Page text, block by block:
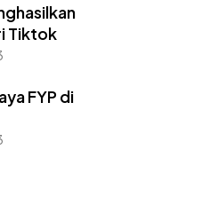
Tiktok
FYP di